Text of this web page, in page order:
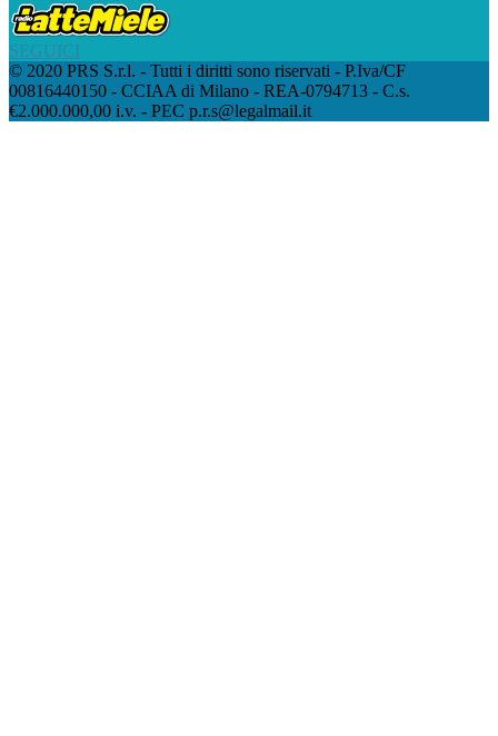
SEGUICI
© 2020 PRS S.r.l. - Tutti i diritti sono riservati - P.Iva/CF
00816440150 - CCIAA di Milano - REA-0794713 - C.s.
€2.000.000,00 i.v. - PEC p.r.s@legalmail.it